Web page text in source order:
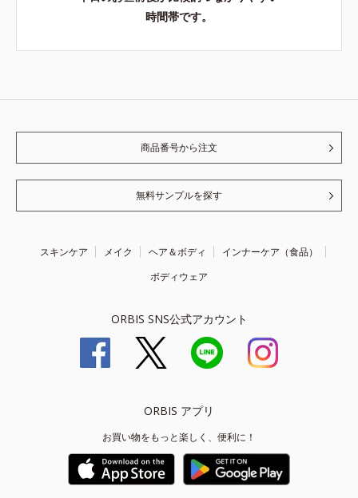
時間帯です。
商品番号から注文
無料サンプルを探す
スキンケア メイク ヘア＆ボディ
インナーケア（食品）
ボディウェア
ORBIS SNS公式アカウント
ORBIS アプリ
お買い物をもっと楽しく、便利に！